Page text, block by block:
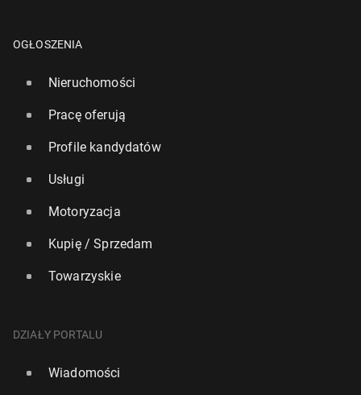
OGŁOSZENIA
Nieruchomości
Pracę oferują
Profile kandydatów
Usługi
Motoryzacja
Kupię / Sprzedam
Towarzyskie
DZIAŁY PORTALU
Wiadomości